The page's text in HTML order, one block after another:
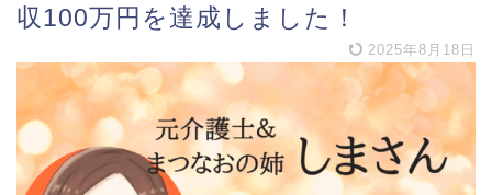
収100万円を達成しました！
2025年8月18日